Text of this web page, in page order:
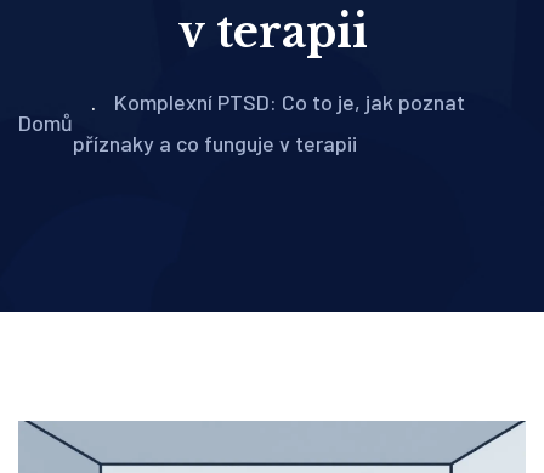
v terapii
Domů
Komplexní PTSD: Co to je, jak poznat
příznaky a co funguje v terapii